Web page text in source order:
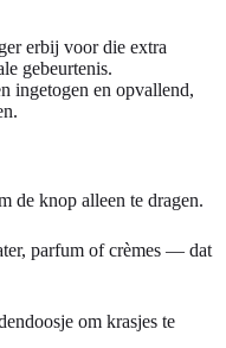
erbij voor die extra
gebeurtenis.
ingetogen en opvallend,
de knop alleen te dragen.
parfum of crèmes — dat
om krasjes te